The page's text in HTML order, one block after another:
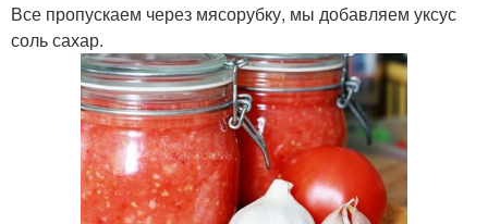
Все пропускаем через мясорубку, мы добавляем уксус
соль сахар.